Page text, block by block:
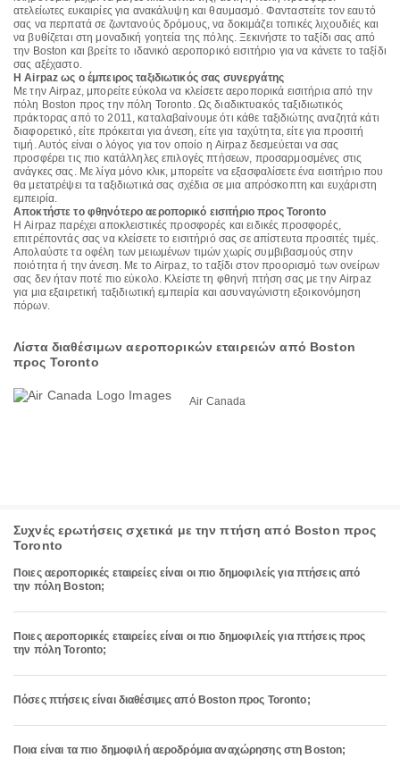
ατελείωτες ευκαιρίες για ανακάλυψη και θαυμασμό. Φανταστείτε τον εαυτό
σας να περπατά σε ζωντανούς δρόμους, να δοκιμάζει τοπικές λιχουδιές και
να βυθίζεται στη μοναδική γοητεία της πόλης. Ξεκινήστε το ταξίδι σας από
την Boston και βρείτε το ιδανικό αεροπορικό εισιτήριο για να κάνετε το ταξίδι
σας αξέχαστο.
Η Airpaz ως ο έμπειρος ταξιδιωτικός σας συνεργάτης
Με την Airpaz, μπορείτε εύκολα να κλείσετε αεροπορικά εισιτήρια από την
πόλη Boston προς την πόλη Toronto. Ως διαδικτυακός ταξιδιωτικός
πράκτορας από το 2011, καταλαβαίνουμε ότι κάθε ταξιδιώτης αναζητά κάτι
διαφορετικό, είτε πρόκειται για άνεση, είτε για ταχύτητα, είτε για προσιτή
τιμή. Αυτός είναι ο λόγος για τον οποίο η Airpaz δεσμεύεται να σας
προσφέρει τις πιο κατάλληλες επιλογές πτήσεων, προσαρμοσμένες στις
ανάγκες σας. Με λίγα μόνο κλικ, μπορείτε να εξασφαλίσετε ένα εισιτήριο που
θα μετατρέψει τα ταξιδιωτικά σας σχέδια σε μια απρόσκοπτη και ευχάριστη
εμπειρία.
Αποκτήστε το φθηνότερο αεροπορικό εισιτήριο προς Toronto
Η Airpaz παρέχει αποκλειστικές προσφορές και ειδικές προσφορές,
επιτρέποντάς σας να κλείσετε το εισιτήριό σας σε απίστευτα προσιτές τιμές.
Απολαύστε τα οφέλη των μειωμένων τιμών χωρίς συμβιβασμούς στην
ποιότητα ή την άνεση. Με το Airpaz, το ταξίδι στον προορισμό των ονείρων
σας δεν ήταν ποτέ πιο εύκολο. Κλείστε τη φθηνή πτήση σας με την Airpaz
για μια εξαιρετική ταξιδιωτική εμπειρία και ασυναγώνιστη εξοικονόμηση
πόρων.
Λίστα διαθέσιμων αεροπορικών εταιρειών από Boston
προς Toronto
Air Canada
Συχνές ερωτήσεις σχετικά με την πτήση από Boston προς
Toronto
Ποιες αεροπορικές εταιρείες είναι οι πιο δημοφιλείς για πτήσεις από
την πόλη Boston;
Ποιες αεροπορικές εταιρείες είναι οι πιο δημοφιλείς για πτήσεις προς
την πόλη Toronto;
Πόσες πτήσεις είναι διαθέσιμες από Boston προς Toronto;
Ποια είναι τα πιο δημοφιλή αεροδρόμια αναχώρησης στη Boston;